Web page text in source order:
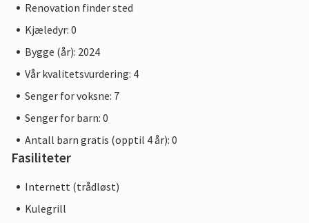
Renovation finder sted
Kjæledyr: 0
Bygge (år): 2024
Vår kvalitetsvurdering: 4
Senger for voksne: 7
Senger for barn: 0
Antall barn gratis (opptil 4 år): 0
Fasiliteter
Internett (trådløst)
Kulegrill